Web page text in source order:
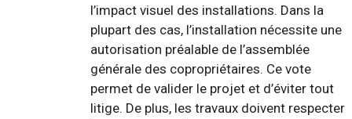
l’impact visuel des installations. Dans la
plupart des cas, l’installation nécessite une
autorisation préalable de l’assemblée
générale des copropriétaires. Ce vote
permet de valider le projet et d’éviter tout
litige. De plus, les travaux doivent respecter